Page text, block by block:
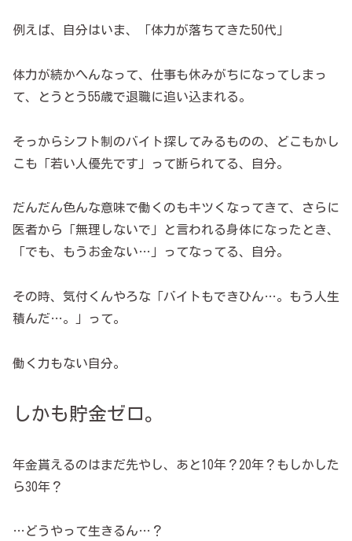
例えば、自分はいま、「体力が落ちてきた50代」
体力が続かへんなって、仕事も休みがちになってしまっ
て、とうとう55歳で退職に追い込まれる。
そっからシフト制のバイト探してみるものの、どこもかし
こも「若い人優先です」って断られてる、自分。
だんだん色んな意味で働くのもキツくなってきて、さらに
医者から「無理しないで」と言われる身体になったとき、
「でも、もうお金ない…」ってなってる、自分。
その時、気付くんやろな「バイトもできひん…。もう人生
積んだ…。」って。
働く力もない自分。
しかも貯金ゼロ。
年金貰えるのはまだ先やし、あと10年？20年？もしかした
ら30年？
…どうやって生きるん…？